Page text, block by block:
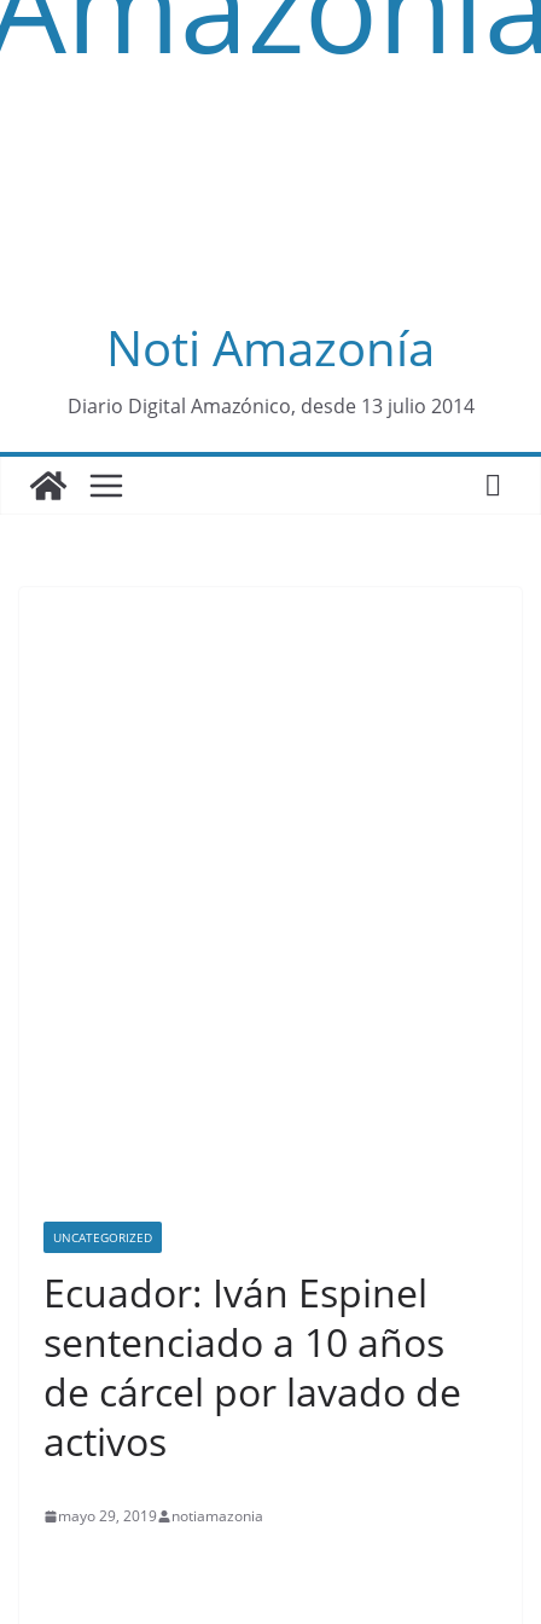
Noti Amazonía
Diario Digital Amazónico, desde 13 julio 2014
UNCATEGORIZED
Ecuador: Iván Espinel
sentenciado a 10 años
de cárcel por lavado de
activos
mayo 29, 2019 notiamazonia